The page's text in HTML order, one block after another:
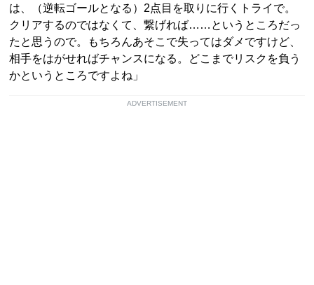
は、（逆転ゴールとなる）2点目を取りに行くトライで。
クリアするのではなくて、繋げれば……というところだっ
たと思うので。もちろんあそこで失ってはダメですけど、
相手をはがせればチャンスになる。どこまでリスクを負う
かというところですよね」
ADVERTISEMENT